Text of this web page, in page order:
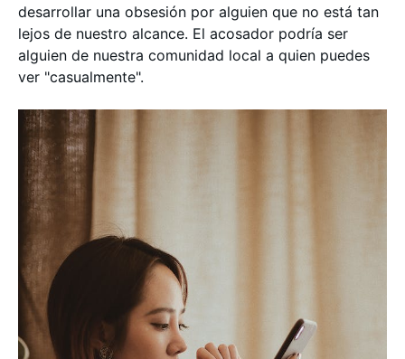
desarrollar una obsesión por alguien que no está tan
lejos de nuestro alcance. El acosador podría ser
alguien de nuestra comunidad local a quien puedes
ver "casualmente".